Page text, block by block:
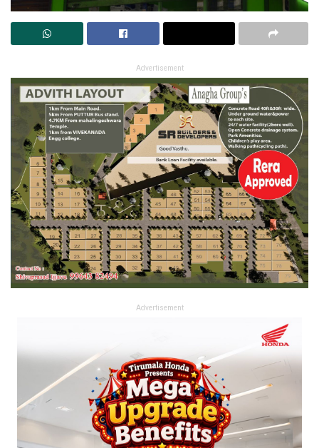
Advertisement
Advertisement